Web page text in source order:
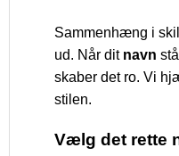
Sammenhæng i
ud. Når dit navn
skaber det ro. Vi
stilen.
Vælg det rette